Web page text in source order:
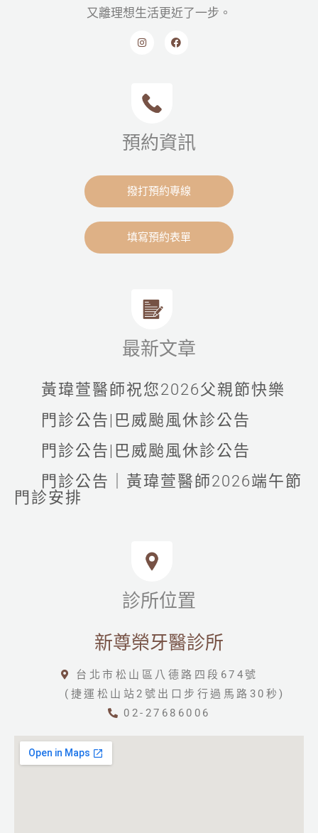
又離理想生活更近了一步。
預約資訊
撥打預約專線
填寫預約表單
最新文章
黃瑋萱醫師祝您2026父親節快樂
門診公告|巴威颱風休診公告
門診公告|巴威颱風休診公告
門診公告｜黃瑋萱醫師2026端午節
門診安排
診所位置
新尊榮牙醫診所
台北市松山區八德路四段674號
(捷運松山站2號出口步行過馬路30秒)
02-27686006